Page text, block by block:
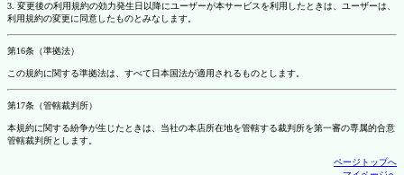
3. 変更後の利用規約の効力発生日以降にユーザーが本サービスを利用したときは、ユーザーは、
利用規約の変更に同意したものとみなします。
第16条（準拠法）
この規約に関する準拠法は、すべて日本国法が適用されるものとします。
第17条（管轄裁判所）
本規約に関する紛争が生じたときは、当社の本店所在地を管轄する裁判所を第一審の専属的合意
管轄裁判所とします。
ページトップへ